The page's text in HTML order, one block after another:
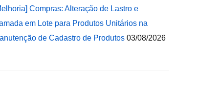
Compras: Alteração de Lastro e
em Lote para Produtos Unitários na
de Cadastro de Produtos 03/08/2026